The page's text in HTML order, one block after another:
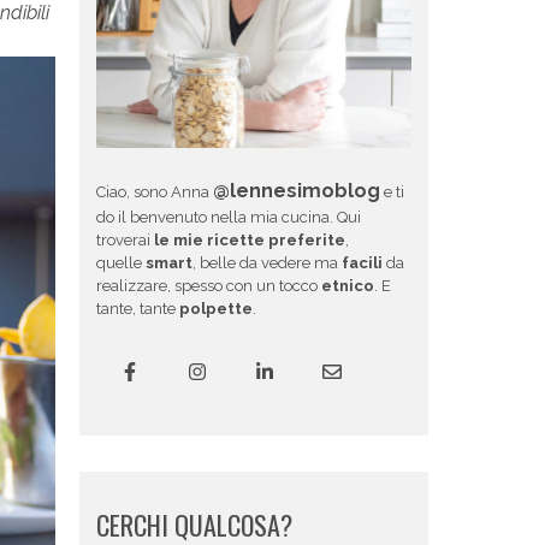
Ciao, sono Anna @lennesimoblog e ti
do il benvenuto nella mia cucina. Qui
troverai le mie ricette preferite,
quelle smart, belle da vedere ma facili da
realizzare, spesso con un tocco etnico. E
tante, tante polpette.
CERCHI QUALCOSA?